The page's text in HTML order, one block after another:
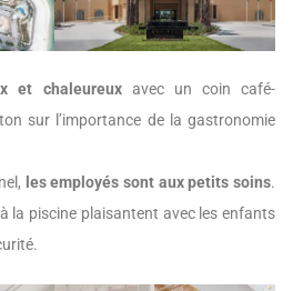
et chaleureuxavec un coin café-
sur l’importance de la gastronomie
les employés sont aux petits soins.
la piscine plaisantent avec les enfants